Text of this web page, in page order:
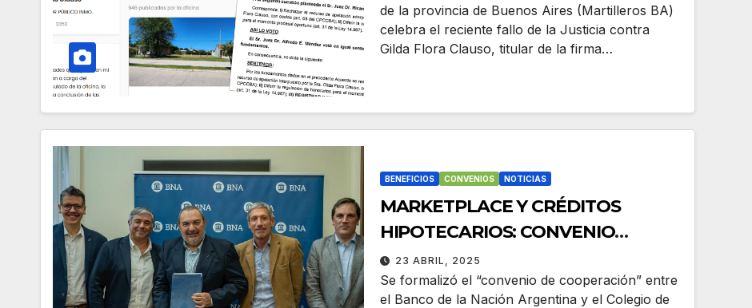
de la provincia de Buenos Aires (Martilleros BA)
celebra el reciente fallo de la Justicia contra
Gilda Flora Clauso, titular de la firma…
BENEFICIOS CONVENIOS NOTICIAS
MARKETPLACE Y CRÉDITOS
HIPOTECARIOS: CONVENIO
BANCO NACIÓN Y MARTILLEROS
BA
23 ABRIL, 2025
Se formalizó el “convenio de cooperación” entre
el Banco de la Nación Argentina y el Colegio de